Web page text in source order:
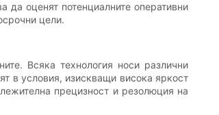
оценят потенциалните оперативни
цели.
Всяка технология носи различни
в условия, изискващи висока яркост
прецизност и резолюция на